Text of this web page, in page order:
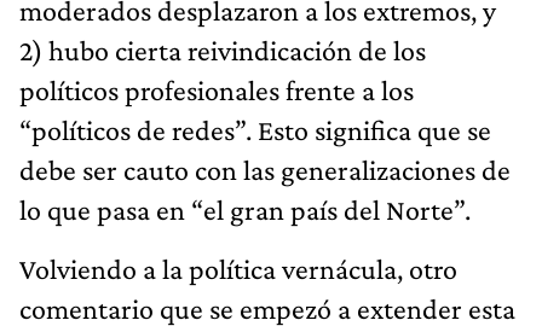
moderados desplazaron a los extremos, y
2) hubo cierta reivindicación de los
políticos profesionales frente a los
“políticos de redes”. Esto significa que se
debe ser cauto con las generalizaciones de
lo que pasa en “el gran país del Norte”.
Volviendo a la política vernácula, otro
comentario que se empezó a extender esta